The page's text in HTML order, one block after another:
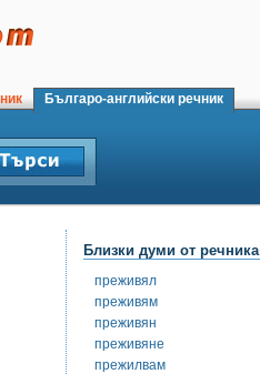
Българо-английски речник
Близки думи от речника
преживял
преживям
преживян
преживяне
прежилвам